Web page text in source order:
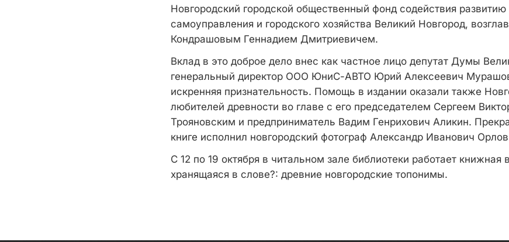
Новгородский городской общественный фонд содействия развитию
самоуправления и городского хозяйства Великий Новгород,
Кондрашовым Геннадием Дмитриевичем.
Вклад в это доброе дело внес как частное лицо депутат Думы
генеральный директор ООО ЮниС-АВТО Юрий Алексеевич
искренняя признательность. Помощь в издании оказали также
любителей древности во главе с его председателем Сергеем
Трояновским и предприниматель Вадим Генрихович Аликин.
книге исполнил новгородский фотограф Александр Иванович
С 12 по 19 октября в читальном зале библиотеки работает книжная
хранящаяся в слове?: древние новгородские топонимы.